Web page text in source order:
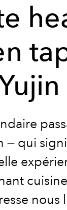
— qui
nous